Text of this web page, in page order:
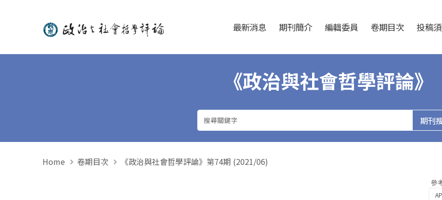
政治與社會哲學評論 最新消息 期刊簡介 編輯委員 卷期目次 投稿
《政治與社會哲學評論》
Home 卷期目次 《政治與社會哲學評論》第74期 (2021/06)
參